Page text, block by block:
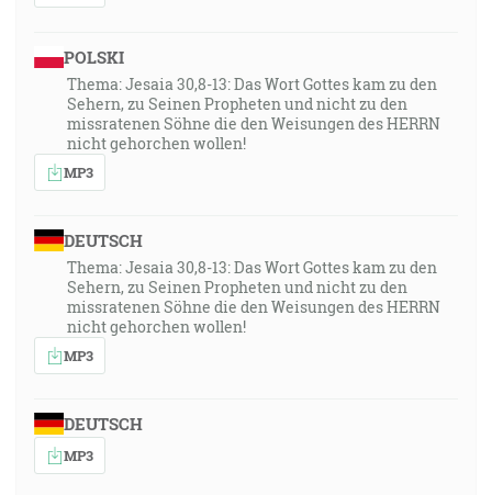
POLSKI
Thema: Jesaia 30,8-13: Das Wort Gottes kam zu den
Sehern, zu Seinen Propheten und nicht zu den
missratenen Söhne die den Weisungen des HERRN
nicht gehorchen wollen!
MP3
DEUTSCH
Thema: Jesaia 30,8-13: Das Wort Gottes kam zu den
Sehern, zu Seinen Propheten und nicht zu den
missratenen Söhne die den Weisungen des HERRN
nicht gehorchen wollen!
MP3
DEUTSCH
MP3